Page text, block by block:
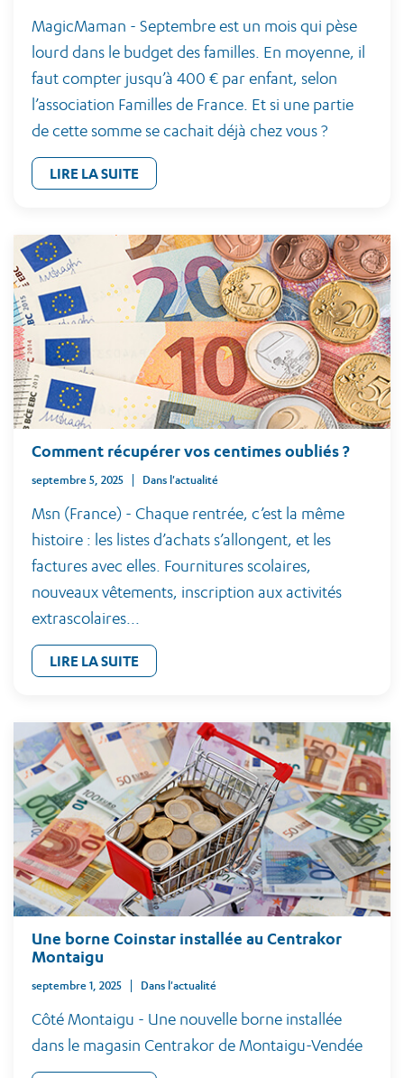
MagicMaman - Septembre est un mois qui pèse
lourd dans le budget des familles. En moyenne, il
faut compter jusqu’à 400 € par enfant, selon
l’association Familles de France. Et si une partie
de cette somme se cachait déjà chez vous ?
LIRE LA SUITE
Comment récupérer vos centimes oubliés ?
septembre 5, 2025 Dans l'actualité
Msn (France) - Chaque rentrée, c’est la même
histoire : les listes d’achats s’allongent, et les
factures avec elles. Fournitures scolaires,
nouveaux vêtements, inscription aux activités
extrascolaires...
LIRE LA SUITE
Une borne Coinstar installée au Centrakor
Montaigu
septembre 1, 2025 Dans l'actualité
Côté Montaigu - Une nouvelle borne installée
dans le magasin Centrakor de Montaigu-Vendée